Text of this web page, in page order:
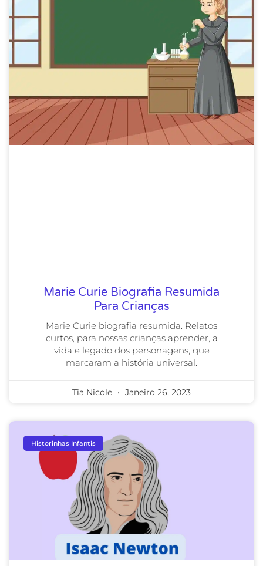
Marie Curie Biografia Resumida
Para Crianças
Marie Curie biografia resumida. Relatos
curtos, para nossas crianças aprender, a
vida e legado dos personagens, que
marcaram a história universal.
Tia Nicole Janeiro 26, 2023
Historinhas Infantis